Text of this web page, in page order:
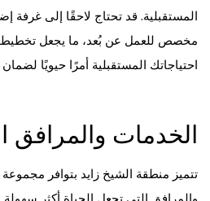
المستقبلية. قد تحتاج لاحقًا إلى غرفة
مخصص للعمل عن بُعد، ما يجعل
احتياجاتك المستقبلية أمرًا حيويًا
الخدمات والمرافق
تتميز منطقة الشيخ زايد بتوافر